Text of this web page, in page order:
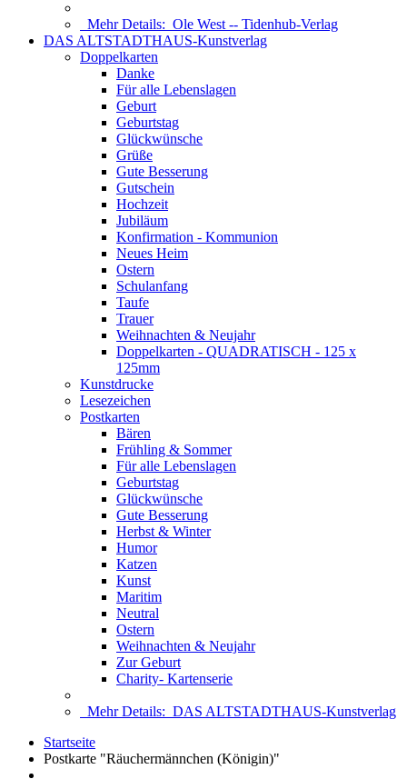
Mehr Details: Ole West -- Tidenhub-Verlag
DAS ALTSTADTHAUS-Kunstverlag
Doppelkarten
Danke
Für alle Lebenslagen
Geburt
Geburtstag
Glückwünsche
Grüße
Gute Besserung
Gutschein
Hochzeit
Jubiläum
Konfirmation - Kommunion
Neues Heim
Ostern
Schulanfang
Taufe
Trauer
Weihnachten & Neujahr
Doppelkarten - QUADRATISCH - 125 x
125mm
Kunstdrucke
Lesezeichen
Postkarten
Bären
Frühling & Sommer
Für alle Lebenslagen
Geburtstag
Glückwünsche
Gute Besserung
Herbst & Winter
Humor
Katzen
Kunst
Maritim
Neutral
Ostern
Weihnachten & Neujahr
Zur Geburt
Charity- Kartenserie
Mehr Details: DAS ALTSTADTHAUS-Kunstverlag
Startseite
Postkarte "Räuchermännchen (Königin)"